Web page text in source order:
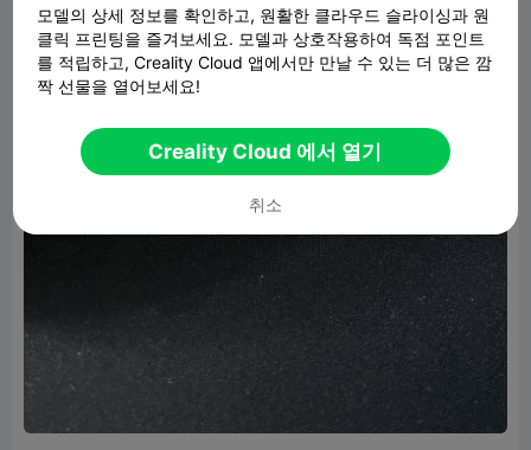
모델의 상세 정보를 확인하고, 원활한 클라우드 슬라이싱과 원
클릭 프린팅을 즐겨보세요. 모델과 상호작용하여 독점 포인트
를 적립하고, Creality Cloud 앱에서만 만날 수 있는 더 많은 깜
짝 선물을 열어보세요!
Creality Cloud 에서 열기
취소